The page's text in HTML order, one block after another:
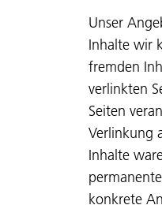
Unser
Inhalte wir
fremden
verlinkten
Seiten
Verlinkung
Inhalte
konkrete